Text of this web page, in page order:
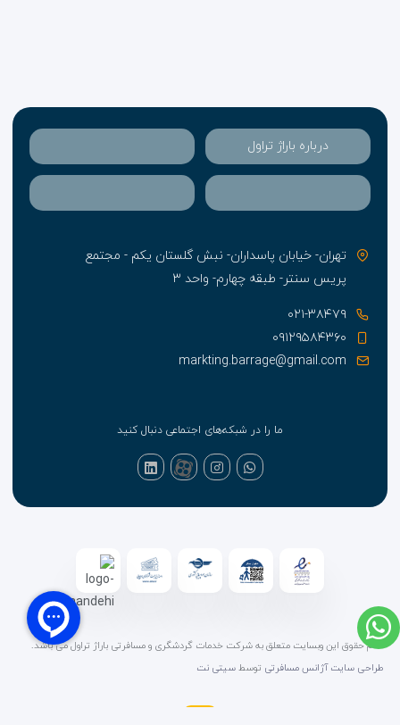
درباره باراژ تراول
تهران- خیابان پاسداران- نبش گلستان یکم - مجتمع
پریس سنتر- طبقه چهارم- واحد ۳
۰۲۱-۳۸۴۷۹
۰۹۱۲۹۵۸۴۳۶۰
markting.barrage@gmail.com
ما را در شبکه‌های اجتماعی دنبال کنید
تمام حقوق این وبسایت متعلق به شرکت خدمات گردشگری و مسافرتی باراژ تراول می باشد.
طراحی سایت آژانس مسافرتی توسط سیتی نت